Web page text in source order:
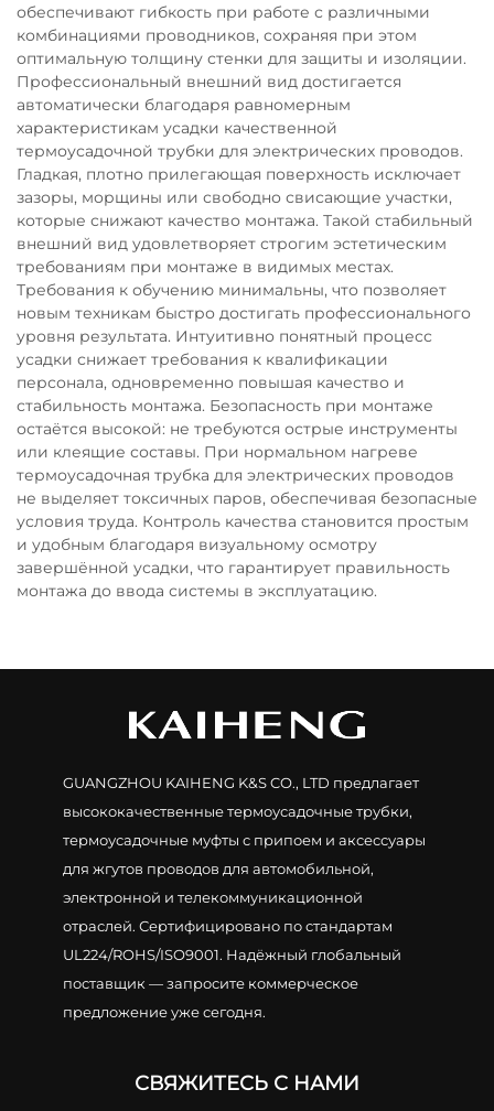
обеспечивают гибкость при работе с различными
комбинациями проводников, сохраняя при этом
оптимальную толщину стенки для защиты и изоляции.
Профессиональный внешний вид достигается
автоматически благодаря равномерным
характеристикам усадки качественной
термоусадочной трубки для электрических проводов.
Гладкая, плотно прилегающая поверхность исключает
зазоры, морщины или свободно свисающие участки,
которые снижают качество монтажа. Такой стабильный
внешний вид удовлетворяет строгим эстетическим
требованиям при монтаже в видимых местах.
Требования к обучению минимальны, что позволяет
новым техникам быстро достигать профессионального
уровня результата. Интуитивно понятный процесс
усадки снижает требования к квалификации
персонала, одновременно повышая качество и
стабильность монтажа. Безопасность при монтаже
остаётся высокой: не требуются острые инструменты
или клеящие составы. При нормальном нагреве
термоусадочная трубка для электрических проводов
не выделяет токсичных паров, обеспечивая безопасные
условия труда. Контроль качества становится простым
и удобным благодаря визуальному осмотру
завершённой усадки, что гарантирует правильность
монтажа до ввода системы в эксплуатацию.
GUANGZHOU KAIHENG K&S CO., LTD предлагает
высококачественные термоусадочные трубки,
термоусадочные муфты с припоем и аксессуары
для жгутов проводов для автомобильной,
электронной и телекоммуникационной
отраслей. Сертифицировано по стандартам
UL224/ROHS/ISO9001. Надёжный глобальный
поставщик — запросите коммерческое
предложение уже сегодня.
СВЯЖИТЕСЬ С НАМИ